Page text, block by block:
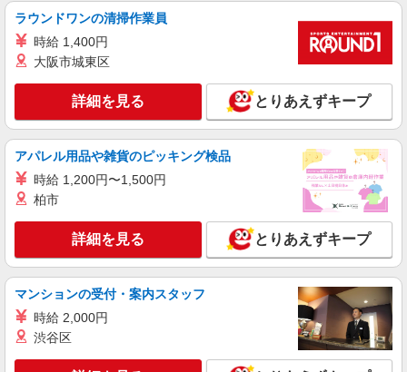
基本給：時給1300円〜 ※研修40時間、時給
1250円 ※交通費一部支給 ※昇給あり
麻布茶房 アトレ大森店 東京都大田区大森北
1-6-16 アトレ大森5F
キープ 詳細を見る
アルバイト パート
麻布茶房(AZABUSABO) アトレ大森店
基本給：時給1300円〜 ※研修40時間、時給
1250円 ※交通費一部支給 ※昇給あり
麻布茶房 アトレ大森店 東京都大田区大森北
1-6-16 アトレ大森5F
キープ 詳細を見る
アルバイト パート
ラウンドワンの清掃作業員
時給 1,400円
大阪市城東区
詳細を見る とりあえずキープ
アパレル用品や雑貨のピッキング検品
時給 1,200円〜1,500円
柏市
詳細を見る とりあえずキープ
マンションの受付・案内スタッフ
時給 2,000円
渋谷区